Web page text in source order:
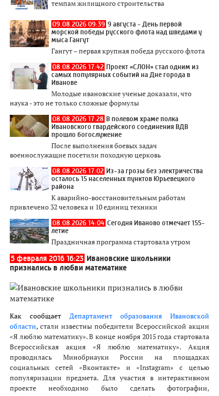
темпам жилищного строительства
09.08.2026 09:39 9 августа - День первой
морской победы русского флота над шведами у
мыса Гангут
Гангут – первая крупная победа русского флота
08.08.2026 17:42 Проект «СЛОН» стал одним из
самых популярных событий на Дне города в
Иванове
Молодые ивановские ученые доказали, что
наука - это не только сложные формулы
08.08.2026 17:28 В полевом храме полка
Ивановского гвардейского соединения ВДВ
прошло богослужение
После выполнения боевых задач
военнослужащие посетили походную церковь
08.08.2026 17:02 Из-за грозы без электричества
осталось 15 населенных пунктов Юрьевецкого
района
К аварийно-восстановительным работам
привлечено 32 человека и 10 единиц техники
08.08.2026 14:04 Сегодня Иваново отмечает 155-
летие
Праздничная программа стартовала утром
5 февраля 2016 16:23 Ивановские школьники
признались в любви математике
Как сообщает Департамент образования Ивановской
области, стали известны победители Всероссийской акции
«Я люблю математику». В конце ноября 2015 года стартовала
Всероссийская акция «Я люблю математику». Акция
проводилась Минобрнауки России на площадках
социальных сетей «Вконтакте» и «Instagram» с целью
популяризации предмета. Для участия в интерактивном
проекте необходимо было сделать фотографии,